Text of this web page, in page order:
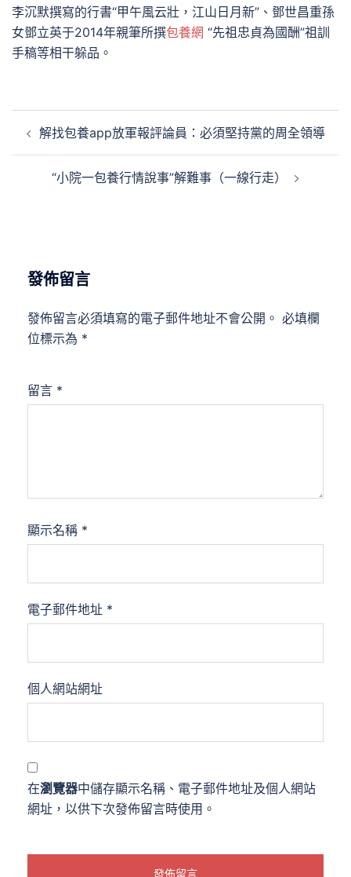
李沉默撰寫的行書“甲午風云壯，江山日月新”、鄧世昌重孫
女鄧立英于2014年親筆所撰包養網 “先祖忠貞為國酬”祖訓
手稿等相干躲品。
章 解找包養app放軍報評論員：必須堅持黨的周全領導
“小院一包養行情說事”解難事（一線行走）
發佈留言
發佈留言必須填寫的電子郵件地址不會公開。 必填欄
位標示為 *
留言 *
顯示名稱 *
電子郵件地址 *
個人網站網址
在瀏覽器中儲存顯示名稱、電子郵件地址及個人網站
網址，以供下次發佈留言時使用。